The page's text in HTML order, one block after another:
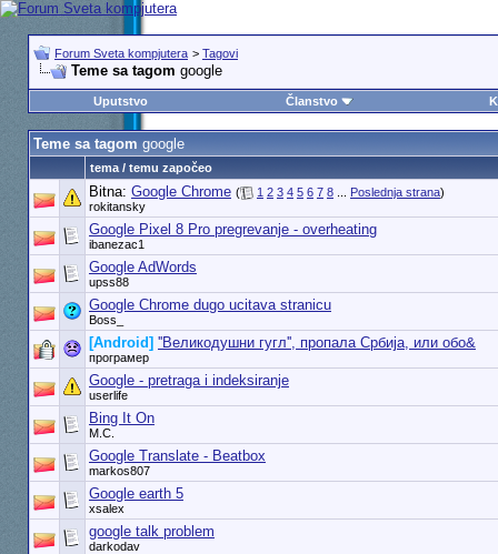
Forum Sveta kompjutera > Tagovi
Teme sa tagom google
Uputstvo Članstvo
Teme sa tagom google
tema / temu započeo
Bitna: Google Chrome ( 1 2 3 4 5 6 7 8... Poslednja strana)
rokitansky
Google Pixel 8 Pro pregrevanje - overheating
ibanezac1
Google AdWords
upss88
Google Chrome dugo ucitava stranicu
Boss_
[Android] ''Великодушни гугл'', пропала Србија, или обо&
програмер
Google - pretraga i indeksiranje
userlife
Bing It On
M.C.
Google Translate - Beatbox
markos807
Google earth 5
xsalex
google talk problem
darkodav